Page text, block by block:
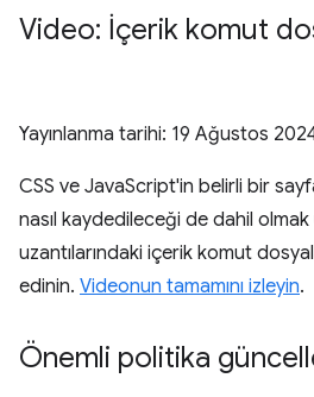
Video: İçerik komut
Yayınlanma tarihi: 19 Ağustos
CSS ve JavaScript'in belirli bir
nasıl kaydedileceği de dahil
uzantılarındaki içerik komut
edinin. Videonun tamamını izleyin.
Önemli politika